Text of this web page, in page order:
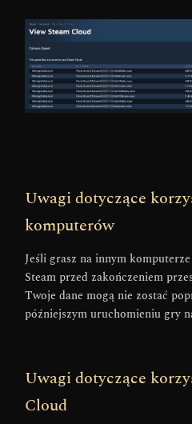
Uwagi dotyczące
komputerów
Jeśli grasz na innym
Steam przed zakończeniem
Twoje dane mogą nie zostać
późniejszym uruchomieniu gry
Uwagi dotyczące
Cloud